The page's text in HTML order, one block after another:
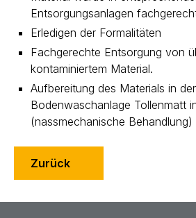
Entsorgungsanlagen
Erledigen der Formalitäten
Fachgerechte Entsorgung von
kontaminiertem Material.
Aufbereitung des Materials in der
Bodenwaschanlage Tollenmatt
(nassmechanische Behandlung)
Zurück